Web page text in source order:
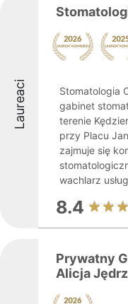
Laureaci
Stomatologia
gabinet
terenie
przy Placu
zajmuje się
wachlarz
8.4
Prywatny
Alicja